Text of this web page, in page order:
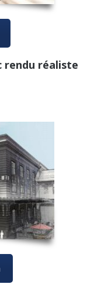
rendu réaliste